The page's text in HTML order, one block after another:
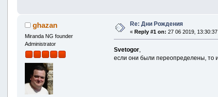
ghazan
Miranda NG founder
Administrator
Re: Дни Рождения
« Reply #1 on: 27 06 2019,
Svetogor
если они были переопределены, то